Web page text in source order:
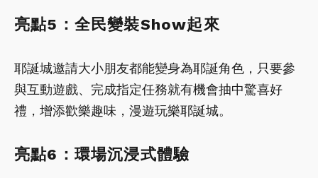
亮點5：全民變裝Show起來
耶誕城邀請大小朋友都能變身為耶誕角色，只要參
與互動遊戲、完成指定任務就有機會抽中驚喜好
禮，增添歡樂趣味，漫遊玩樂耶誕城。
亮點6：環場沉浸式體驗